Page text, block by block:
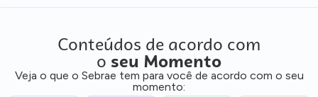
Conteúdos de acordo com
o seu Momento
Veja o que o Sebrae tem para você de acordo com o seu
momento: